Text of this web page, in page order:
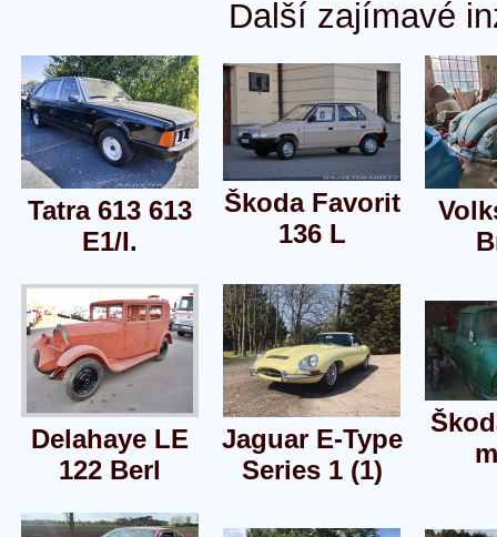
Další zajímavé
Tatra 613 613
E1/I.
Škoda Favorit
136 L
Delahaye LE
122 Berl
Jaguar E-Type
Series 1 (1)